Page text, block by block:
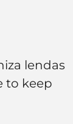
lendas
to keep